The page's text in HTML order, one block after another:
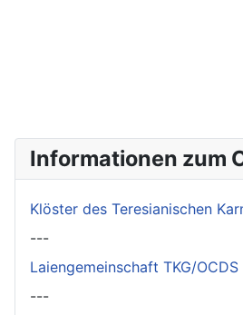
Informationen zum
Klöster des Teresianischen
---
Laiengemeinschaft TKG/OCDS
---